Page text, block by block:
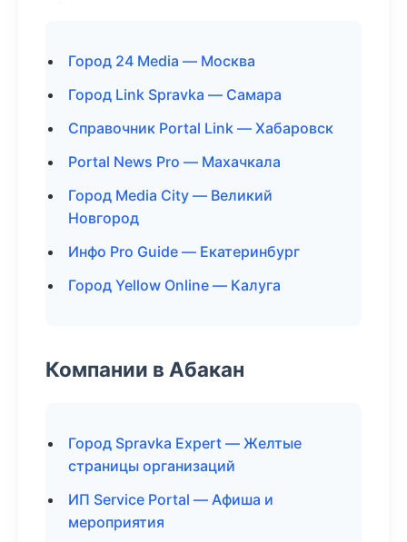
Город 24 Media — Москва
Город Link Spravka — Самара
Справочник Portal Link — Хабаровск
Portal News Pro — Махачкала
Город Media City — Великий
Новгород
Инфо Pro Guide — Екатеринбург
Город Yellow Online — Калуга
Компании в Абакан
Город Spravka Expert — Желтые
страницы организаций
ИП Service Portal — Афиша и
мероприятия